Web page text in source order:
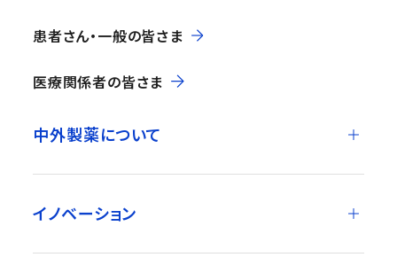
患者さん・一般の皆さま
医療関係者の皆さま
中外製薬について
イノベーション